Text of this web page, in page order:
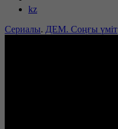
kz
Сериалы. ДЕМ. Соңғы үміт